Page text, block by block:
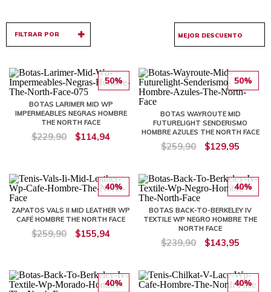
FILTRAR POR
50%
BOTAS LARIMER MID WP
IMPERMEABLES NEGRAS HOMBRE
THE NORTH FACE
$229,90 $114,94
50%
BOTAS WAYROUTE MID
FUTURELIGHT SENDERISMO
HOMBRE AZULES THE NORTH FACE
$259,90 $129,95
40%
ZAPATOS VALS II MID LEATHER WP
CAFÉ HOMBRE THE NORTH FACE
$259,90 $155,94
40%
BOTAS BACK-TO-BERKELEY IV
TEXTILE WP NEGRO HOMBRE THE
NORTH FACE
$239,90 $143,95
40% 40%